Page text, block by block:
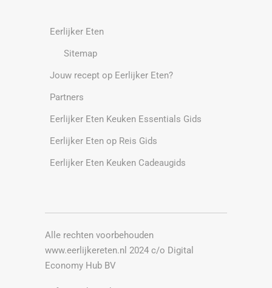
Eerlijker Eten
Sitemap
Jouw recept op Eerlijker Eten?
Partners
Eerlijker Eten Keuken Essentials Gids
Eerlijker Eten op Reis Gids
Eerlijker Eten Keuken Cadeaugids
Alle rechten voorbehouden
www.eerlijkereten.nl 2024 c/o Digital
Economy Hub BV